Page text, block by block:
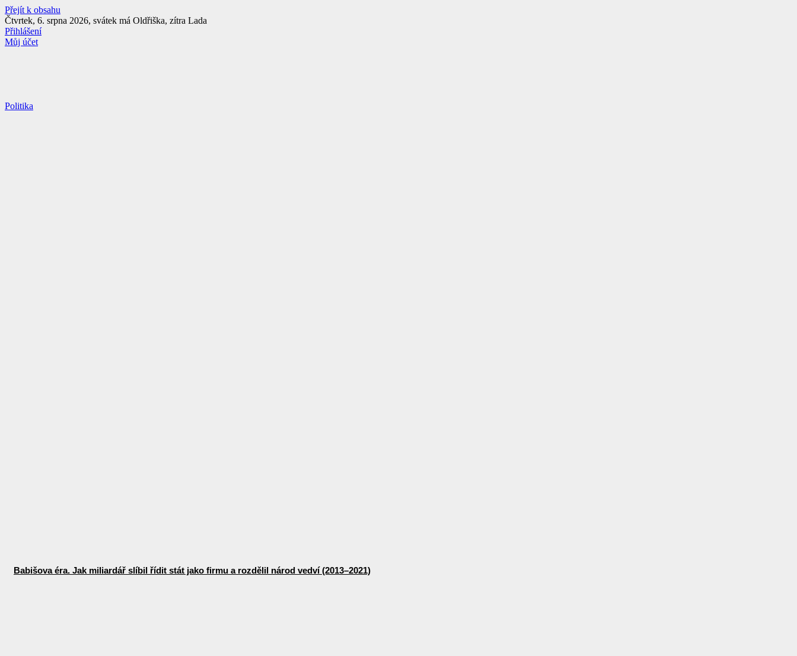
Přejít k obsahu
Čtvrtek, 6. srpna 2026, svátek má Oldřiška, zítra Lada
Přihlášení
Můj účet
Politika
Babišova éra. Jak miliardář slíbil řídit stát jako firmu a rozdělil národ vedví (2013–2021)